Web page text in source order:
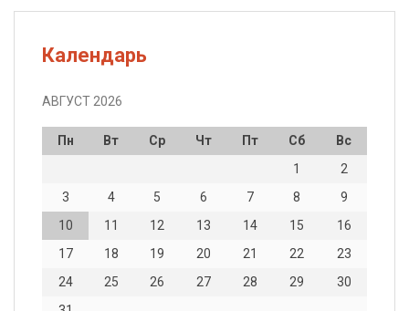
Календарь
АВГУСТ 2026
Пн Вт Ср Чт Пт Сб
Вс
1
2
3
4 5 6 7 8
9
10
11 12 13 14 15
16
17
18 19 20 21 22
23
24
25 26 27 28 29
30